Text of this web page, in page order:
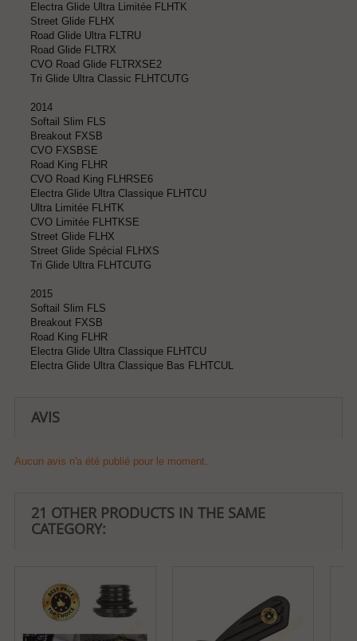
Electra Glide Ultra Limitée FLHTK
Street Glide FLHX
Road Glide Ultra FLTRU
Road Glide FLTRX
CVO Road Glide FLTRXSE2
Tri Glide Ultra Classic FLHTCUTG
2014
Softail Slim FLS
Breakout FXSB
CVO FXSBSE
Road King FLHR
CVO Road King FLHRSE6
Electra Glide Ultra Classique FLHTCU
Ultra Limitée FLHTK
CVO Limitée FLHTKSE
Street Glide FLHX
Street Glide Spécial FLHXS
Tri Glide Ultra FLHTCUTG
2015
Softail Slim FLS
Breakout FXSB
Road King FLHR
Electra Glide Ultra Classique FLHTCU
Electra Glide Ultra Classique Bas FLHTCUL
AVIS
Aucun avis n'a été publié pour le moment.
21 OTHER PRODUCTS IN THE SAME
CATEGORY: